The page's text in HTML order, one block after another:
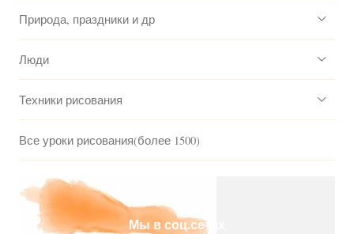
Природа, праздники и др
Люди
Техники рисования
Все уроки рисования(более 1500)
Мы в соц.сетях